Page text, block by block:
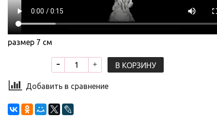
размер 7 см
В КОРЗИНУ
Добавить в сравнение